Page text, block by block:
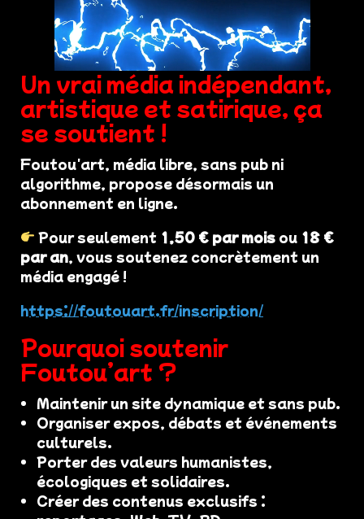
Un vrai média indépendant,
artistique et satirique, ça
se soutient !
Foutou'art, média libre, sans pub ni
algorithme, propose désormais un
abonnement en ligne.
Pour seulement 1,50 € par mois ou 18 €
par an, vous soutenez concrètement un
média engagé !
https://foutouart.fr/inscription/
Pourquoi soutenir
Foutou’art ?
Maintenir un site dynamique et sans pub.
Organiser expos, débats et événements
culturels.
Porter des valeurs humanistes,
écologiques et solidaires.
Créer des contenus exclusifs :